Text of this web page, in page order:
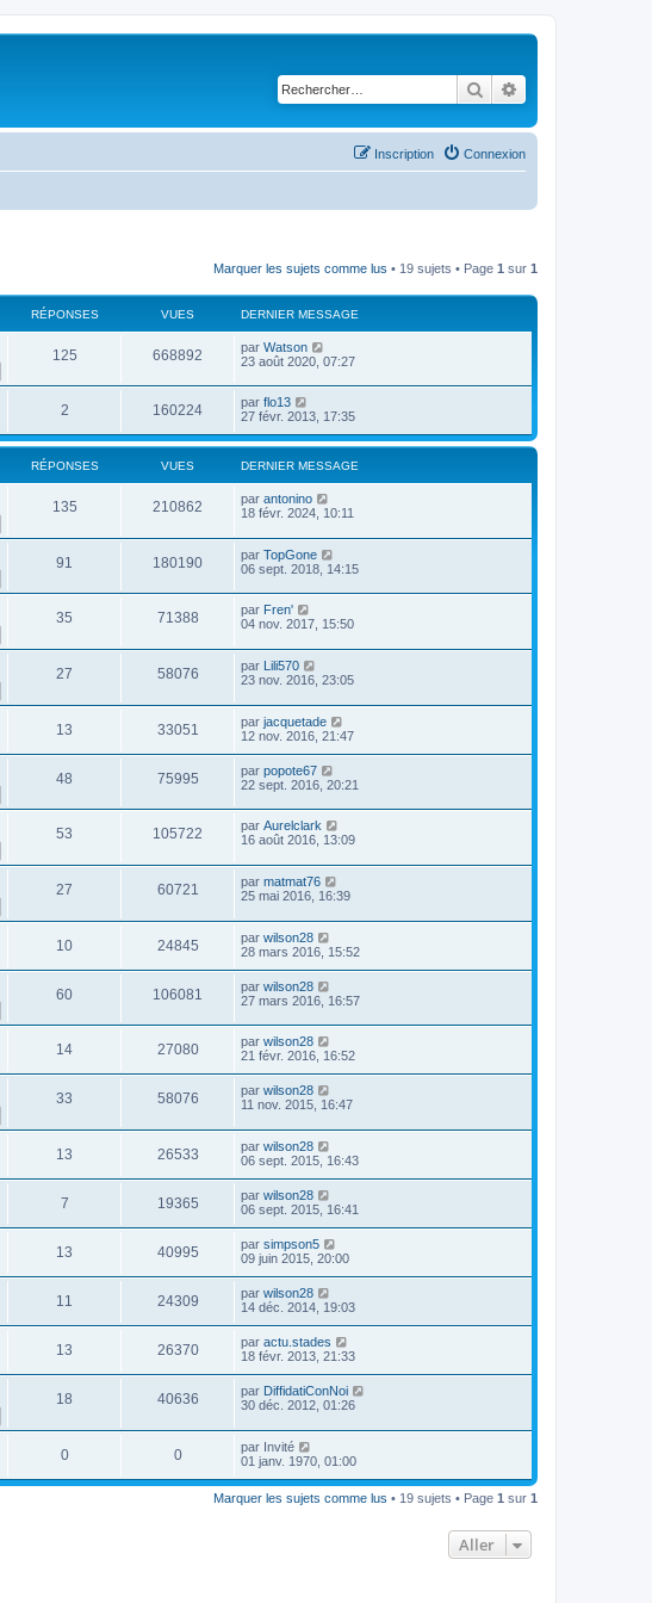
Rechercher
Connexion
Inscription
Marquer les sujets comme lus • 19 sujets • Page 1 sur 1
RÉPONSES VUES DERNIER MESSAGE
125 668892 par Watson
23 août 2020, 07:27
2 160224 par flo13
27 févr. 2013, 17:35
RÉPONSES VUES DERNIER MESSAGE
135 210862 par antonino
18 févr. 2024, 10:11
91 180190 par TopGone
06 sept. 2018, 14:15
35 71388 par Fren'
04 nov. 2017, 15:50
27 58076 par Lili570
23 nov. 2016, 23:05
13 33051 par jacquetade
12 nov. 2016, 21:47
48 75995 par popote67
22 sept. 2016, 20:21
53 105722 par Aurelclark
16 août 2016, 13:09
27 60721 par matmat76
25 mai 2016, 16:39
10 24845 par wilson28
28 mars 2016, 15:52
60 106081 par wilson28
27 mars 2016, 16:57
14 27080 par wilson28
21 févr. 2016, 16:52
33 58076 par wilson28
11 nov. 2015, 16:47
13 26533 par wilson28
06 sept. 2015, 16:43
7 19365 par wilson28
06 sept. 2015, 16:41
13 40995 par simpson5
09 juin 2015, 20:00
11 24309 par wilson28
14 déc. 2014, 19:03
13 26370 par actu.stades
18 févr. 2013, 21:33
18 40636 par DiffidatiConNoi
30 déc. 2012, 01:26
0 0 par Invité
01 janv. 1970, 01:00
Marquer les sujets comme lus • 19 sujets • Page 1 sur 1
Aller